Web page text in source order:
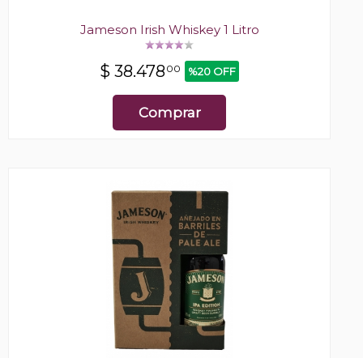
Jameson Irish Whiskey 1 Litro
$ 38.478 00 %20 OFF
Comprar